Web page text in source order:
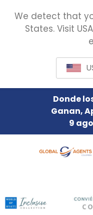
Donde
Ganan,
9
We detect that
States. Visit